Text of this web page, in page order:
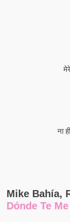
ना
Mike Bahía,
Dónde Te